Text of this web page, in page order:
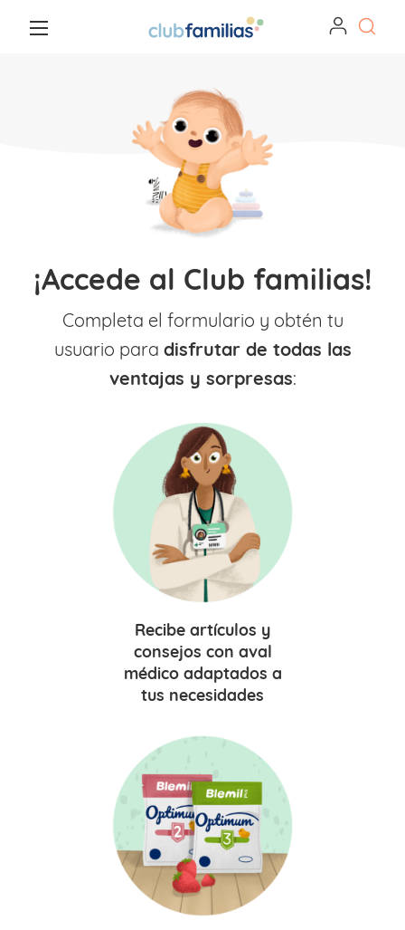
¡Accede al Club familias!
Completa el formulario y obtén tu
usuario para disfrutar de todas las
ventajas y sorpresas:
Recibe artículos y
consejos con aval
médico adaptados a
tus necesidades